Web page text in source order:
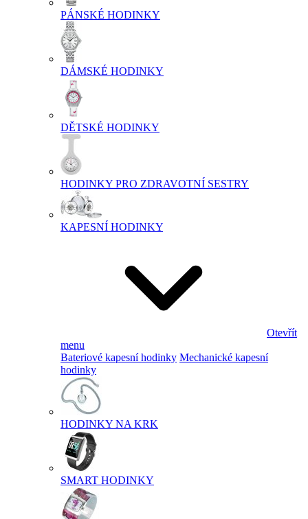
PÁNSKÉ HODINKY
DÁMSKÉ HODINKY
DĚTSKÉ HODINKY
HODINKY PRO ZDRAVOTNÍ SESTRY
KAPESNÍ HODINKY
Otevřít
menu
Bateriové kapesní hodinky Mechanické kapesní
hodinky
HODINKY NA KRK
SMART HODINKY